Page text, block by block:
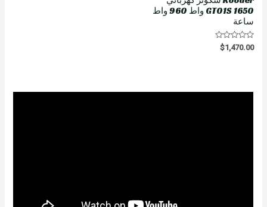
GT01S 1650 واط 960 واط
ساعة
R
a
$1,470.00